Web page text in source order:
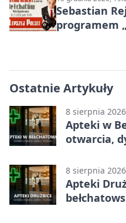
Sebastian
programem
Ostatnie Artykuły
8 sierpnia 2026
Apteki w
otwarcia,
8 sierpnia 2026
Apteki